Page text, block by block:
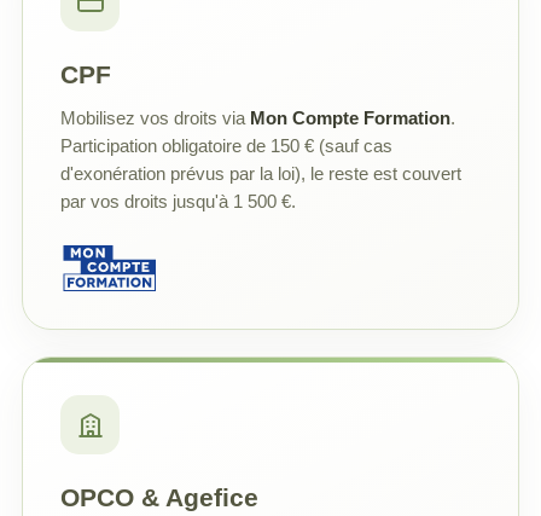
CPF
Mobilisez vos droits via Mon Compte Formation.
Participation obligatoire de 150 € (sauf cas
d'exonération prévus par la loi), le reste est couvert
par vos droits jusqu'à 1 500 €.
OPCO & Agefice